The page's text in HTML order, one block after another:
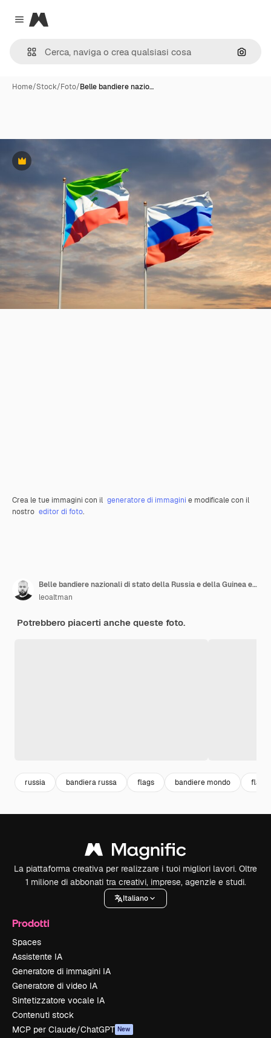
Close menu
Magnific
Cerca
Home/Stock/Foto/Belle bandiere nazio…
Premium
Crea le tue immagini con il generatore di immagini e modificale con il
nostro editor di foto.
Belle bandiere nazionali di stato della Russia e della Guinea equatoriale insieme sul cielo blu. Grafica 3D
leoaltman
Potrebbero piacerti anche queste foto.
russia bandiera russa flags bandiere mondo flag
La piattaforma creativa per realizzare i tuoi migliori lavori. Oltre
1 milione di abbonati tra creativi, imprese, agenzie e studi.
Italiano
Prodotti
Spaces
Assistente IA
Generatore di immagini IA
Generatore di video IA
Sintetizzatore vocale IA
Contenuti stock
MCP per Claude/ChatGPT New